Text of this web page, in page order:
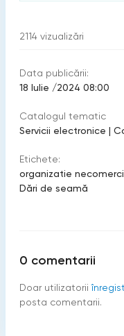
2114 vizualizări
Data publicării:
18 Iulie /2024 08:00
Catalogul tematic
Servicii electronice |
Etichete:
organizatie
Dări de seamă
0 comentarii
Doar utilizatorii
posta comentarii.